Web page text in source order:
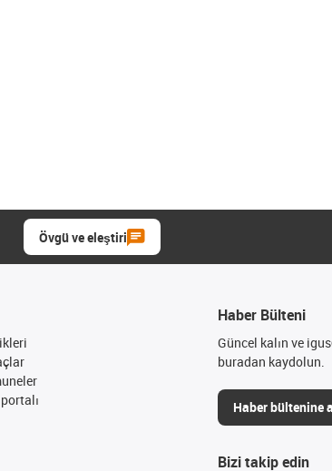
Övgü ve eleştiri
Haber Bülteni
Güncel kalın ve
buradan kaydolun.
Haber bültenine
Bizi takip edin